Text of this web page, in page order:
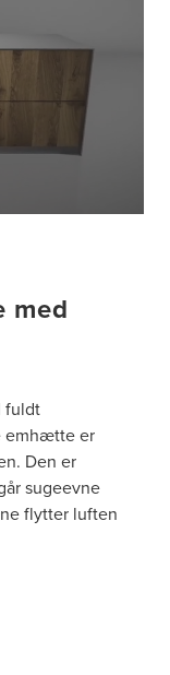
med
fuldt
emhætte er
Den er
sugeevne
flytter luften